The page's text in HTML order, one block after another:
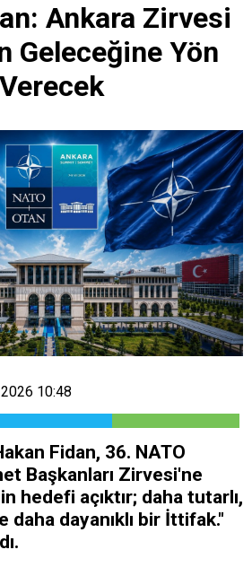
Ankara Zirvesi
Geleceğine Yön
Verecek
10:48
Fidan, 36.⁠ ⁠NATO
Başkanları Zirvesi'ne
hedefi açıktır; daha tutarlı,
daha dayanıklı bir İttifak."